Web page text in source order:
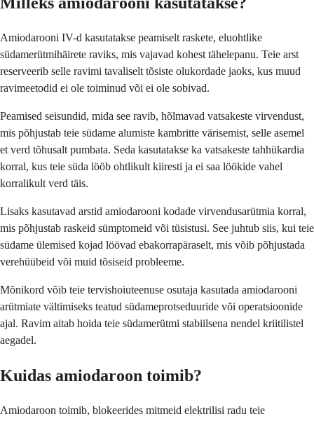
Amiodarooni IV-d kasutatakse peamiselt raskete, eluohtlike
südamerütmihäirete raviks, mis vajavad kohest tähelepanu. Teie arst
reserveerib selle ravimi tavaliselt tõsiste olukordade jaoks, kus muud
ravimeetodid ei ole toiminud või ei ole sobivad.
Peamised seisundid, mida see ravib, hõlmavad vatsakeste virvendust,
mis põhjustab teie südame alumiste kambritte värisemist, selle asemel
et verd tõhusalt pumbata. Seda kasutatakse ka vatsakeste tahhükardia
korral, kus teie süda lööb ohtlikult kiiresti ja ei saa löökide vahel
korralikult verd täis.
Lisaks kasutavad arstid amiodarooni kodade virvendusarütmia korral,
mis põhjustab raskeid sümptomeid või tüsistusi. See juhtub siis, kui teie
südame ülemised kojad löövad ebakorrapäraselt, mis võib põhjustada
verehüübeid või muid tõsiseid probleeme.
Mõnikord võib teie tervishoiuteenuse osutaja kasutada amiodarooni
arütmiate vältimiseks teatud südameprotseduuride või operatsioonide
ajal. Ravim aitab hoida teie südamerütmi stabiilsena nendel kriitilistel
aegadel.
Kuidas amiodaroon toimib?
Amiodaroon toimib, blokeerides mitmeid elektrilisi radu teie